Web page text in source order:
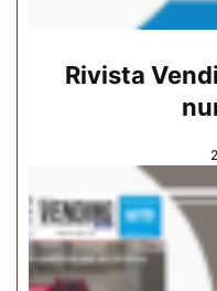
Rivista